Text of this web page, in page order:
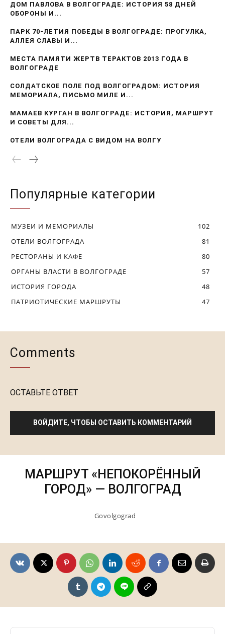
ДОМ ПАВЛОВА В ВОЛГОГРАДЕ: ИСТОРИЯ 58 ДНЕЙ
ОБОРОНЫ И...
ПАРК 70-ЛЕТИЯ ПОБЕДЫ В ВОЛГОГРАДЕ: ПРОГУЛКА,
АЛЛЕЯ СЛАВЫ И...
МЕСТА ПАМЯТИ ЖЕРТВ ТЕРАКТОВ 2013 ГОДА В
ВОЛГОГРАДЕ
СОЛДАТСКОЕ ПОЛЕ ПОД ВОЛГОГРАДОМ: ИСТОРИЯ
МЕМОРИАЛА, ПИСЬМО МИЛЕ И...
МАМАЕВ КУРГАН В ВОЛГОГРАДЕ: ИСТОРИЯ, МАРШРУТ
И СОВЕТЫ ДЛЯ...
ОТЕЛИ ВОЛГОГРАДА С ВИДОМ НА ВОЛГУ
Популярные категории
МУЗЕИ И МЕМОРИАЛЫ
102
ОТЕЛИ ВОЛГОГРАДА
81
РЕСТОРАНЫ И КАФЕ
80
ОРГАНЫ ВЛАСТИ В ВОЛГОГРАДЕ
57
ИСТОРИЯ ГОРОДА
48
ПАТРИОТИЧЕСКИЕ МАРШРУТЫ
47
Comments
ОСТАВЬТЕ ОТВЕТ
ВОЙДИТЕ, ЧТОБЫ ОСТАВИТЬ КОММЕНТАРИЙ